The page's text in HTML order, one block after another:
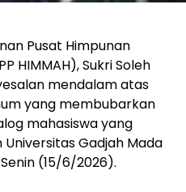
Pusat Himpunan
HIMMAH), Sukri Soleh
mendalam atas
yang membubarkan
mahasiswa yang
Gadjah Mada
(15/6/2026).